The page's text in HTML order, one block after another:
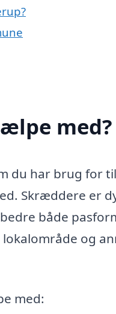
med?
du har brug for
Skræddere er
både
og
med: